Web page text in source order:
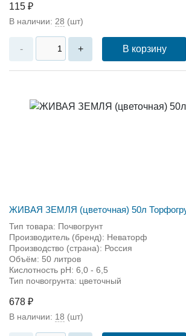
115 ₽
В наличии: 28 (шт)
- + В корзину
ЖИВАЯ ЗЕМЛЯ (цветочная) 50л
Тип товара: Почвогрунт
Производитель (бренд): Неваторф
Производство (страна): Россия
Объём: 50 литров
Кислотность pH: 6,0 - 6,5
Тип почвогрунта: цветочный
678 ₽
В наличии: 18 (шт)